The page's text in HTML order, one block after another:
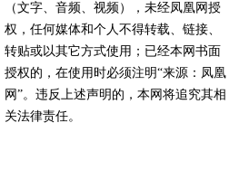
（文字、音频、视频），未经凤凰网授
权，任何媒体和个人不得转载、链接、
转贴或以其它方式使用；已经本网书面
授权的，在使用时必须注明“来源：凤凰
网”。违反上述声明的，本网将追究其相
关法律责任。